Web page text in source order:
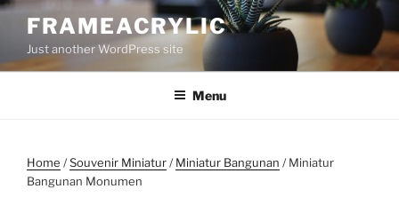
Skip
content
FRAMEACRYLIC
Just another WordPress site
Menu
Home /Souvenir Miniatur/Miniatur Bangunan / Miniatur
Bangunan Monumen